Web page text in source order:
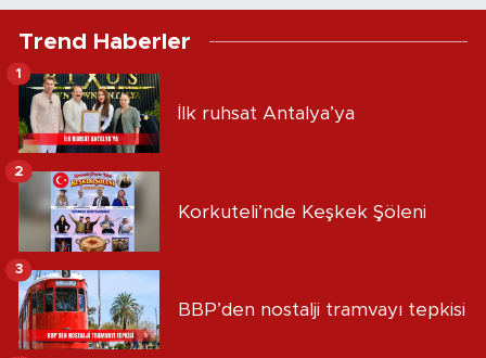
Trend Haberler
İlk ruhsat Antalya’ya
1
Korkuteli’nde Keşkek Şöleni
2
BBP’den nostalji tramvayı tepkisi
3